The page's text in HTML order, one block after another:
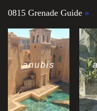
0815 Grenade Guide
anubis